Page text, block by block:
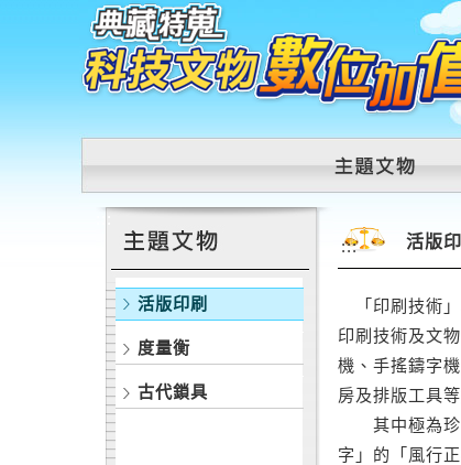
跳到主要內容區塊
活版印刷
度量衡
古代鎖具
::: 活版
「印刷技術」
印刷技術及文
機、手搖鑄字
房及排版工
其中極為珍
字」的「風行